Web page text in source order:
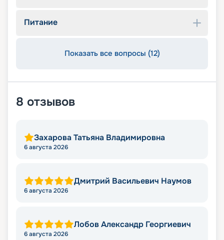
Питание
Показать все вопросы (12)
8 отзывов
Захарова Татьяна Владимировна
6 августа 2026
Дмитрий Васильевич Наумов
6 августа 2026
Лобов Александр Георгиевич
6 августа 2026